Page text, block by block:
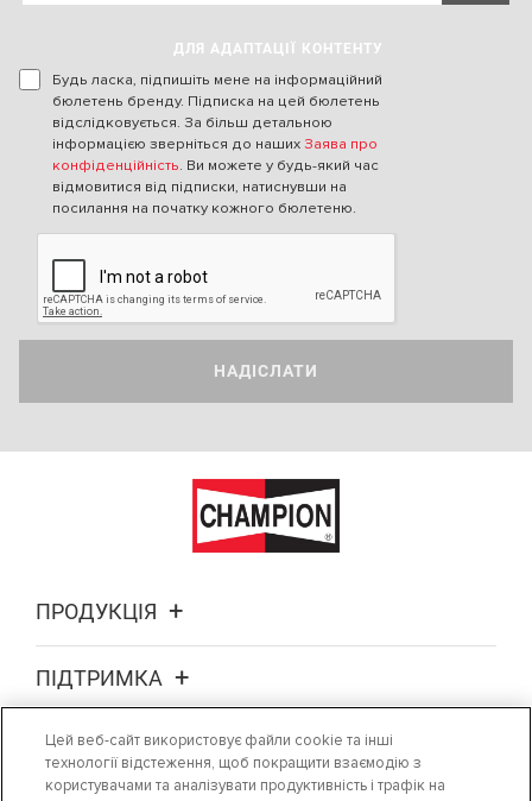
ДЛЯ АДАПТАЦІЇ КОНТЕНТУ
Будь ласка, підпишіть мене на інформаційний
бюлетень бренду. Підписка на цей бюлетень
відслідковується. За більш детальною
інформацією зверніться до наших Заява про
конфіденційність. Ви можете у будь-який час
відмовитися від підписки, натиснувши на
посилання на початку кожного бюлетеню.
НАДІСЛАТИ
ПРОДУКЦІЯ
ПІДТРИМКА
ПРО НАС
Цей веб-сайт використовує файли cookie та інші
технології відстеження, щоб покращити взаємодію з
користувачами та аналізувати продуктивність і трафік на